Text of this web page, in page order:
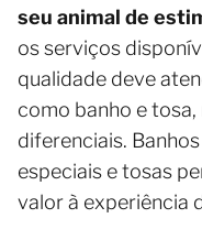
seu animal de
os serviços
qualidade deve
como banho e
diferenciais.
especiais e tosas
valor à experiência